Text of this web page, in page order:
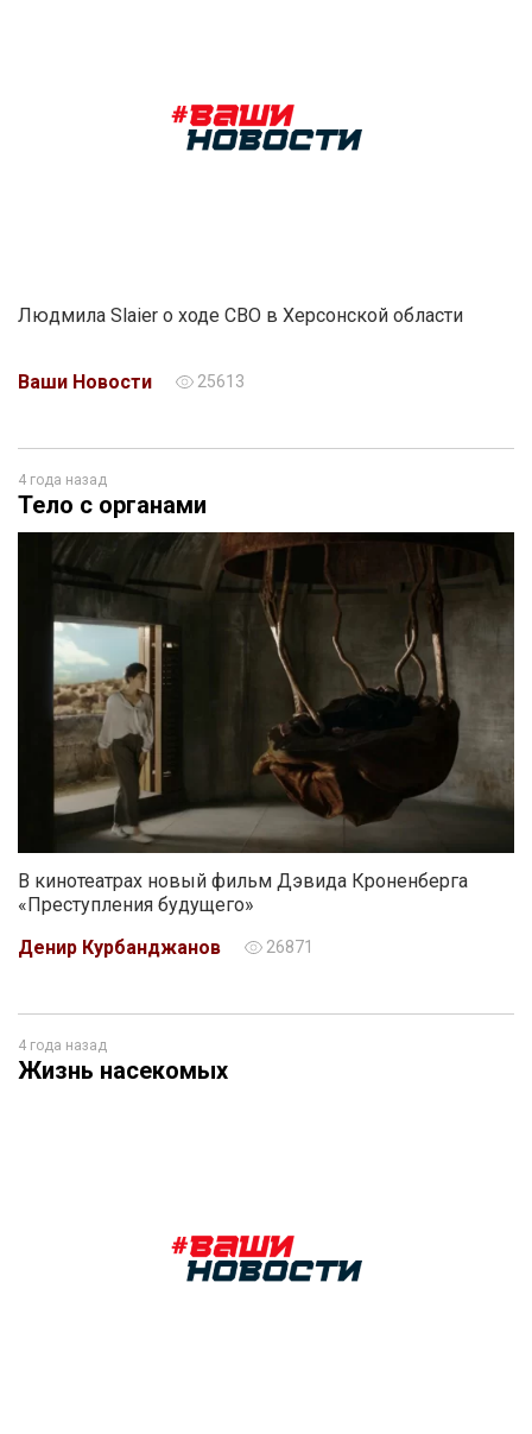
Людмила Slaier о ходе СВО в Херсонской области
Ваши Новости 25613
4 года назад
Тело с органами
В кинотеатрах новый фильм Дэвида Кроненберга
«Преступления будущего»
Денир Курбанджанов
26871
4 года назад
Жизнь насекомых